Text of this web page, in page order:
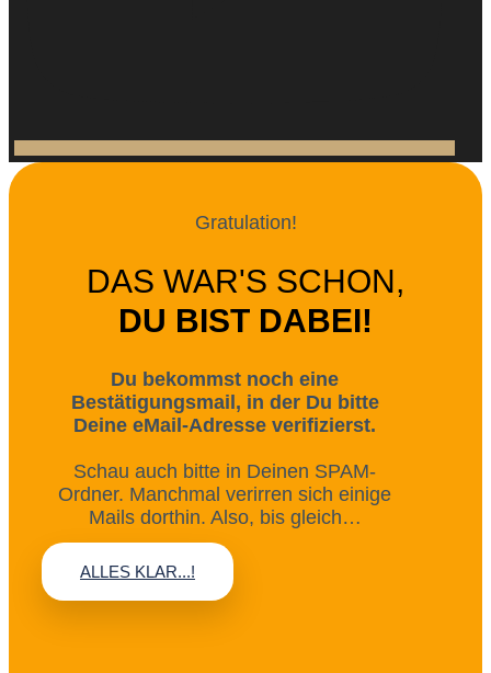
Gratulation!
DAS WAR'S SCHON,
DU BIST DABEI!
Du bekommst noch eine
Bestätigungsmail, in der Du bitte
Deine eMail-Adresse verifizierst.
Schau auch bitte in Deinen SPAM-
Ordner. Manchmal verirren sich einige
Mails dorthin. Also, bis gleich…
ALLES KLAR...!